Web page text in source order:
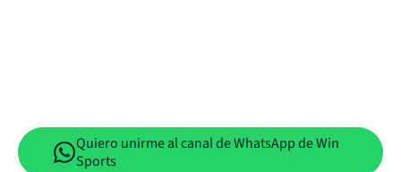
Quiero unirme al canal de WhatsApp de Win
Sports